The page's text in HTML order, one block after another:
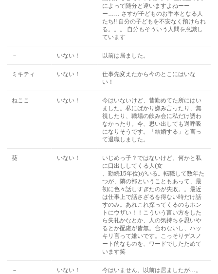
によって随分と違いますよねーー
ー…… さすが子どものお手本となる人
たち!! 自分の子どもを不安なく預けられ
る。。。 自分もそういう人間を意識し
ています
－ いない！ 以前は居ました。
ミキティ いない！
仕事先変えたから今のとこにはいな
い！
ねここ いない！
今はいないけど、昔勤めてた所にはい
ました。私にばかり嫌み言ったり、無
視したり、職場の飲み会に私だけ誘わ
なかったり。今、思い出しても過呼吸
になりそうです。「結婚する」と言っ
て退職しました。
葵 いない！
いじめっ子？ではないけど、何かと私
に口出ししてくる人(女
、勤続15年位)がいる。転職して数年た
つが、隣の部ということもあって、最
初に色々話しすぎたのが失敗。。最近
は仕事上で話さざるを得ない時だけ話
すのみ。あれこれ探ってくるのもホン
トにウザい！！こういう言い方をした
ら失礼かなとか、人の気持ちを思いや
るとか配慮が皆無。合わないし、ハッ
キリ言って嫌いです。こっそりデスノ
ート的なものを、ワードでしたためて
います笑
－ いない！ 今はいません、以前は居ましたが…。